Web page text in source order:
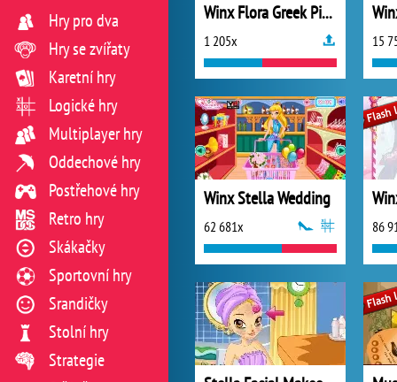
Winx Flora Greek Pita Pizzas
1 205x 15
Winx Stella Wedding
62 681x 86
Hry pro dva
Hry se zvířaty
Karetní hry
Logické hry
Multiplayer hry
Oddechové hry
Postřehové hry
Retro hry
Skákačky
Sportovní hry
Srandičky
Stolní hry
Strategie